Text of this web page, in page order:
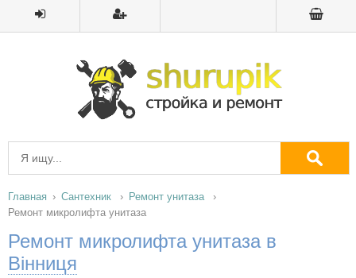
Главная Сантехник
Ремонт унитаза
Ремонт микролифта унитаза
Ремонт микролифта унитаза в
Вінниця